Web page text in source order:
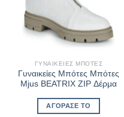
ΓΥΝΑΙΚΕΊΕΣ ΜΠΌΤΕΣ
Γυναικείες Μπότες Μπότες
Mjus BEATRIX ZIP Δέρμα
ΑΓΌΡΑΣΈ ΤΟ